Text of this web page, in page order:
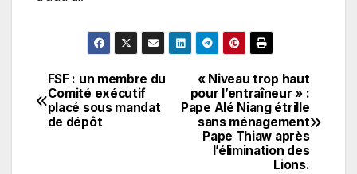
Navigation
de
« Niveau trop haut
pour l’entraîneur » :
Pape Alé Niang étrille
sans ménagement
Pape Thiaw après
l’élimination des
Lions.
FSF : un membre du
Comité exécutif
placé sous mandat
de dépôt